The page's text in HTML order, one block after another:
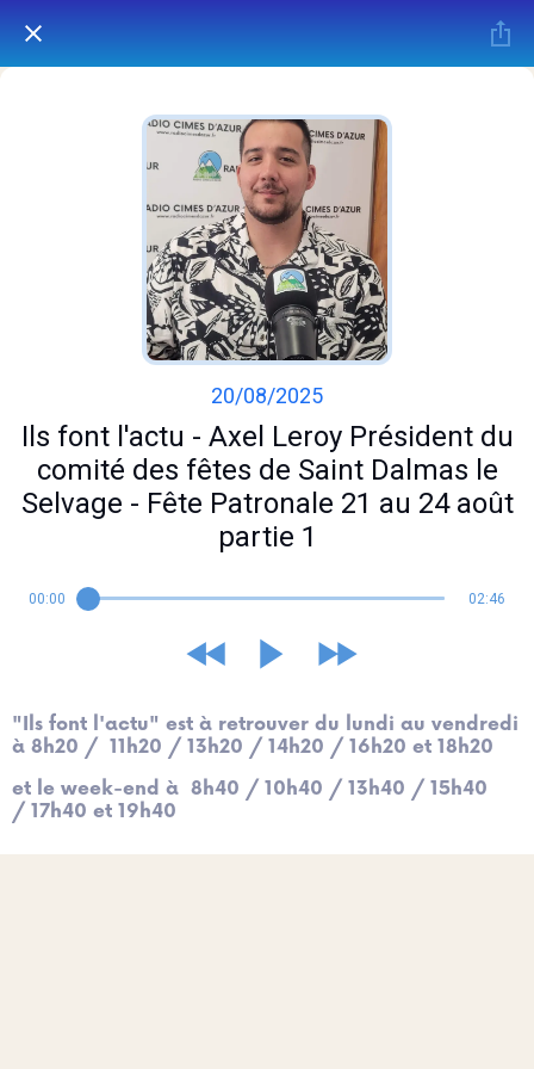
20/08/2025
Ils font l'actu - Axel Leroy Président du
comité des fêtes de Saint Dalmas le
Selvage - Fête Patronale 21 au 24 août
partie 1
00:00 02:46
"Ils font l'actu" est à retrouver du lundi au vendredi
à 8h20 / 11h20 / 13h20 / 14h20 / 16h20 et 18h20
et le week-end à 8h40 / 10h40 / 13h40 / 15h40
/ 17h40 et 19h40